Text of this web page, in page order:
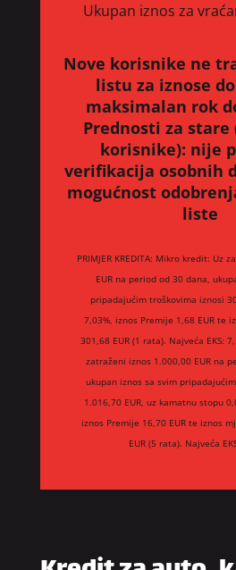
Ukupan iznos za
Nove korisnike ne
listu za iznose
maksimalan rok
Prednosti za stare
korisnike): nije
verifikacija osobnih
mogućnost
liste
PRIMJER KREDITA: Mikro kredit: Uz
EUR na period od 30 dana,
pripadajućim troškovima iznosi
7,03%, iznos Premije 1,68 EUR te
301,68 EUR (1 rata). Najveća EKS:
zatraženi iznos 1.000,00 EUR na
ukupan iznos sa svim
1.016,70 EUR, uz kamatnu stopu
iznos Premije 16,70 EUR te iznos
EUR (5 rata). Najveća